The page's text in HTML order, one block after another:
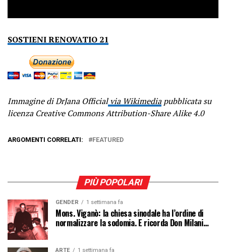
SOSTIENI RENOVATIO 21
Immagine di DrJana Officialvia Wikimediapubblicata su
licenza Creative Commons Attribution-Share Alike 4.0
ARGOMENTI CORRELATI: FEATURED
PIÙ POPOLARI
GENDER 1 settimana fa
Mons. Viganò: la chiesa sinodale ha l’ordine di
normalizzare la sodomia. E ricorda Don Milani…
ARTE 1 settimana fa